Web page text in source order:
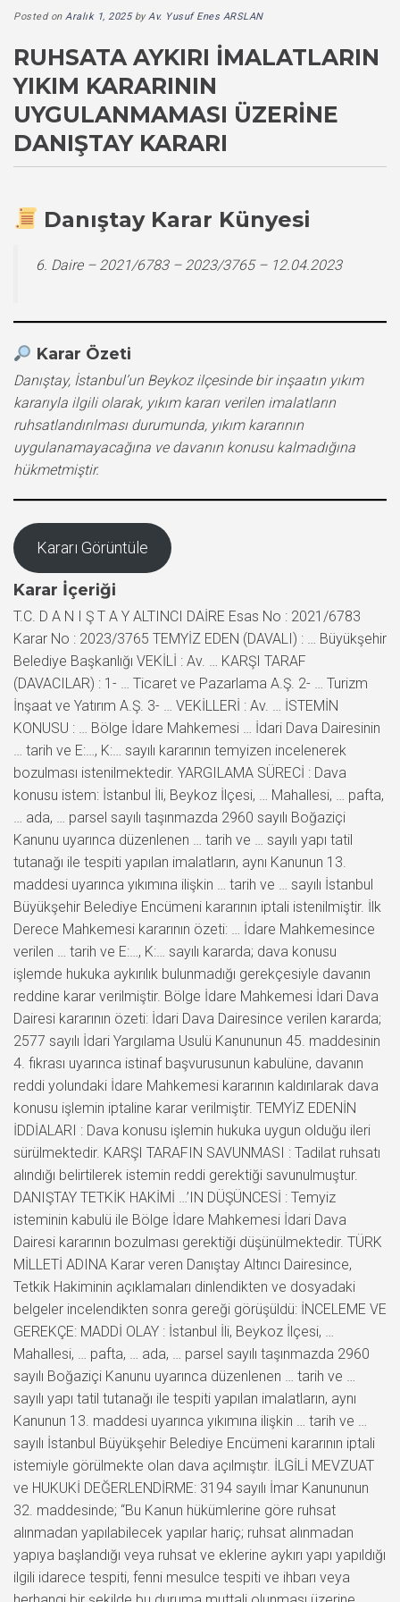
Posted on Aralık 1, 2025byAv. Yusuf Enes ARSLAN
RUHSATA AYKIRI İMALATLARIN
YIKIM KARARININ
UYGULANMAMASI ÜZERINE
DANIŞTAY KARARI
Danıştay Karar Künyesi
6. Daire – 2021/6783 – 2023/3765 – 12.04.2023
Karar Özeti
Danıştay, İstanbul’un Beykoz ilçesinde bir inşaatın yıkım
kararıyla ilgili olarak, yıkım kararı verilen imalatların
ruhsatlandırılması durumunda, yıkım kararının
uygulanamayacağına ve davanın konusu kalmadığına
hükmetmiştir.
Kararı Görüntüle
Karar İçeriği
T.C. D A N I Ş T A Y ALTINCI DAİRE Esas No : 2021/6783
Karar No : 2023/3765 TEMYİZ EDEN (DAVALI) : … Büyükşehir
Belediye Başkanlığı VEKİLİ : Av. … KARŞI TARAF
(DAVACILAR) : 1- … Ticaret ve Pazarlama A.Ş. 2- … Turizm
İnşaat ve Yatırım A.Ş. 3- … VEKİLLERİ : Av. … İSTEMİN
KONUSU : … Bölge İdare Mahkemesi … İdari Dava Dairesinin
… tarih ve E:…, K:… sayılı kararının temyizen incelenerek
bozulması istenilmektedir. YARGILAMA SÜRECİ : Dava
konusu istem: İstanbul İli, Beykoz İlçesi, … Mahallesi, … pafta,
… ada, … parsel sayılı taşınmazda 2960 sayılı Boğaziçi
Kanunu uyarınca düzenlenen … tarih ve … sayılı yapı tatil
tutanağı ile tespiti yapılan imalatların, aynı Kanunun 13.
maddesi uyarınca yıkımına ilişkin … tarih ve … sayılı İstanbul
Büyükşehir Belediye Encümeni kararının iptali istenilmiştir. İlk
Derece Mahkemesi kararının özeti: … İdare Mahkemesince
verilen … tarih ve E:…, K:… sayılı kararda; dava konusu
işlemde hukuka aykırılık bulunmadığı gerekçesiyle davanın
reddine karar verilmiştir. Bölge İdare Mahkemesi İdari Dava
Dairesi kararının özeti: İdari Dava Dairesince verilen kararda;
2577 sayılı İdari Yargılama Usulü Kanununun 45. maddesinin
4. fıkrası uyarınca istinaf başvurusunun kabulüne, davanın
reddi yolundaki İdare Mahkemesi kararının kaldırılarak dava
konusu işlemin iptaline karar verilmiştir. TEMYİZ EDENİN
İDDİALARI : Dava konusu işlemin hukuka uygun olduğu ileri
sürülmektedir. KARŞI TARAFIN SAVUNMASI : Tadilat ruhsatı
alındığı belirtilerek istemin reddi gerektiği savunulmuştur.
DANIŞTAY TETKİK HAKİMİ …’IN DÜŞÜNCESİ : Temyiz
isteminin kabulü ile Bölge İdare Mahkemesi İdari Dava
Dairesi kararının bozulması gerektiği düşünülmektedir. TÜRK
MİLLETİ ADINA Karar veren Danıştay Altıncı Dairesince,
Tetkik Hakiminin açıklamaları dinlendikten ve dosyadaki
belgeler incelendikten sonra gereği görüşüldü: İNCELEME VE
GEREKÇE: MADDİ OLAY : İstanbul İli, Beykoz İlçesi, …
Mahallesi, … pafta, … ada, … parsel sayılı taşınmazda 2960
sayılı Boğaziçi Kanunu uyarınca düzenlenen … tarih ve …
sayılı yapı tatil tutanağı ile tespiti yapılan imalatların, aynı
Kanunun 13. maddesi uyarınca yıkımına ilişkin … tarih ve …
sayılı İstanbul Büyükşehir Belediye Encümeni kararının iptali
istemiyle görülmekte olan dava açılmıştır. İLGİLİ MEVZUAT
ve HUKUKİ DEĞERLENDİRME: 3194 sayılı İmar Kanununun
32. maddesinde; “Bu Kanun hükümlerine göre ruhsat
alınmadan yapılabilecek yapılar hariç; ruhsat alınmadan
yapıya başlandığı veya ruhsat ve eklerine aykırı yapı yapıldığı
ilgili idarece tespiti, fenni mesulce tespiti ve ihbarı veya